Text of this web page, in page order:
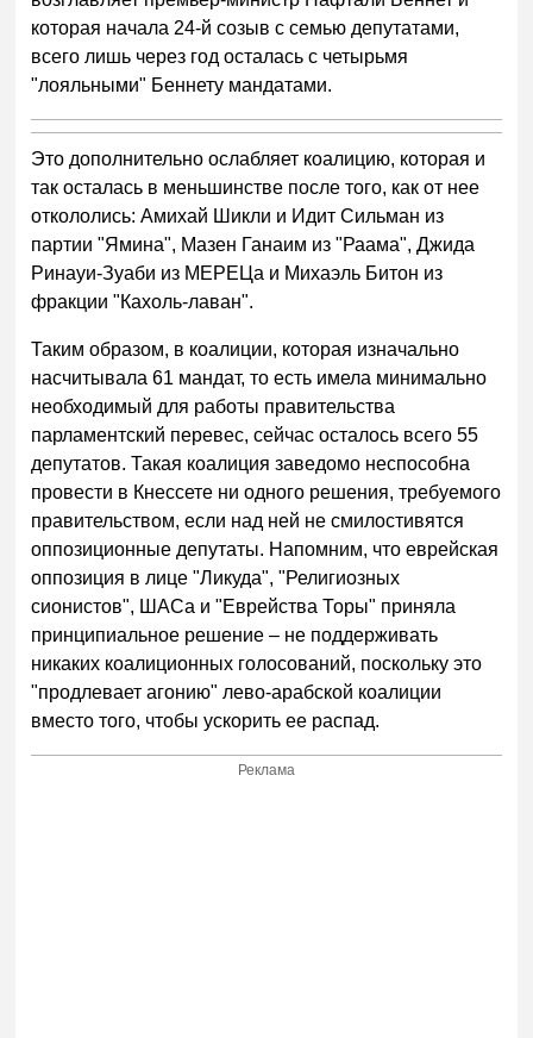
которая начала 24-й созыв с семью депутатами,
всего лишь через год осталась с четырьмя
"лояльными" Беннету мандатами.
Это дополнительно ослабляет коалицию, которая и
так осталась в меньшинстве после того, как от нее
откололись: Амихай Шикли и Идит Сильман из
партии "Ямина", Мазен Ганаим из "Раама", Джида
Ринауи-Зуаби из МЕРЕЦа и Михаэль Битон из
фракции "Кахоль-лаван".
Таким образом, в коалиции, которая изначально
насчитывала 61 мандат, то есть имела минимально
необходимый для работы правительства
парламентский перевес, сейчас осталось всего 55
депутатов. Такая коалиция заведомо неспособна
провести в Кнессете ни одного решения, требуемого
правительством, если над ней не смилостивятся
оппозиционные депутаты. Напомним, что еврейская
оппозиция в лице "Ликуда", "Религиозных
сионистов", ШАСа и "Еврейства Торы" приняла
принципиальное решение – не поддерживать
никаких коалиционных голосований, поскольку это
"продлевает агонию" лево-арабской коалиции
вместо того, чтобы ускорить ее распад.
Реклама